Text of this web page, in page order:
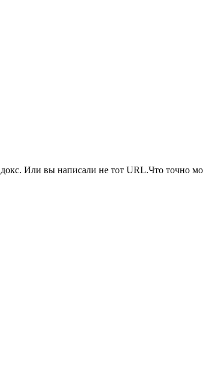
Или вы написали не тот URL.Что точно